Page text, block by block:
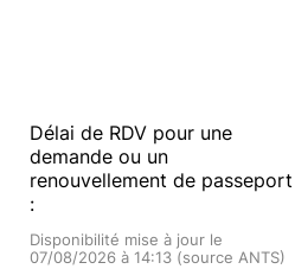
Délai de RDV pour une
demande ou un
renouvellement de passeport
:
Disponibilité mise à jour le
07/08/2026 à 14:13 (source ANTS)